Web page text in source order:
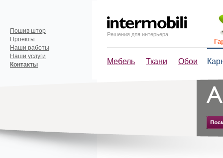
Решения для интерьера
Мебель Ткани Обои
Пошив штор
Проекты
Наши работы
Наши услуги
Контакты